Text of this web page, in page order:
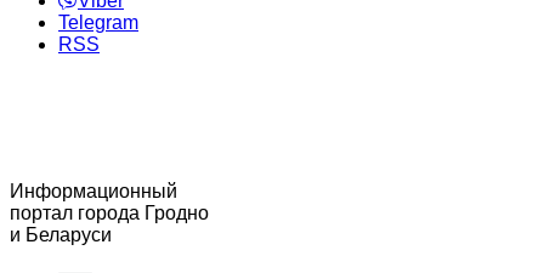
Telegram
RSS
Информационный
портал города Гродно
и Беларуси